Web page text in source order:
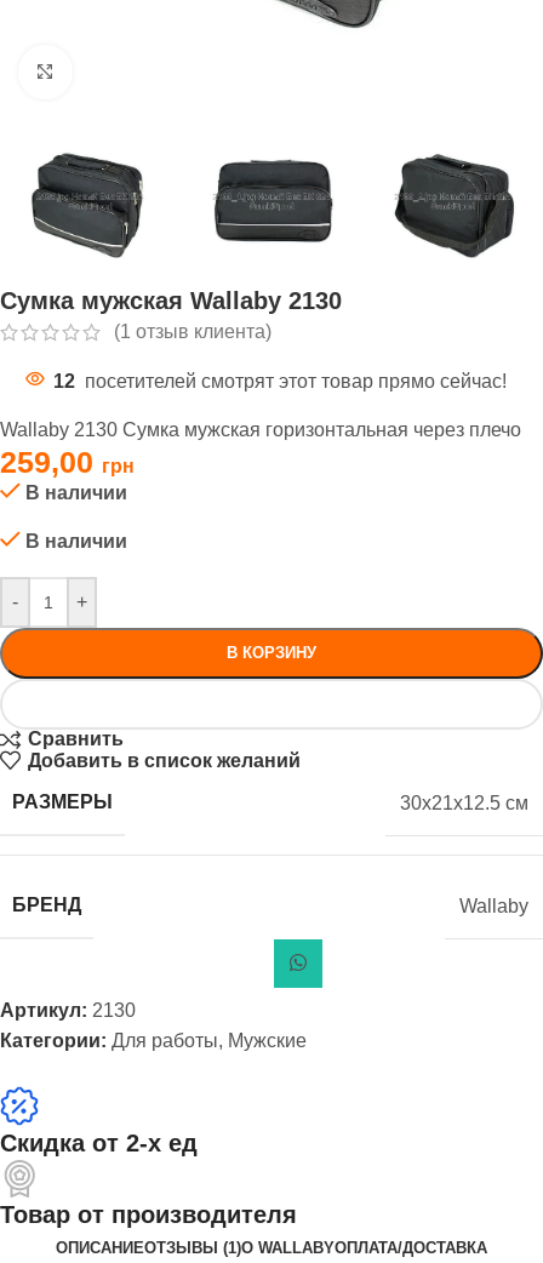
Сумка мужская Wallaby 2130
(1 отзыв клиента)
12 посетителей смотрят этот товар прямо сейчас!
Wallaby 2130 Сумка мужская горизонтальная через плечо
259,00
В наличии
В наличии
- +
В КОРЗИНУ
Сравнить
Добавить в список желаний
РАЗМЕРЫ 30x21x12.5 см
БРЕНД Wallaby
Артикул: 2130
Категории: Для работы, Мужские
Скидка от 2-х ед
Товар от производителя
ОПИСАНИЕОТЗЫВЫ (1)О WALLABYОПЛАТА/ДОСТАВКА